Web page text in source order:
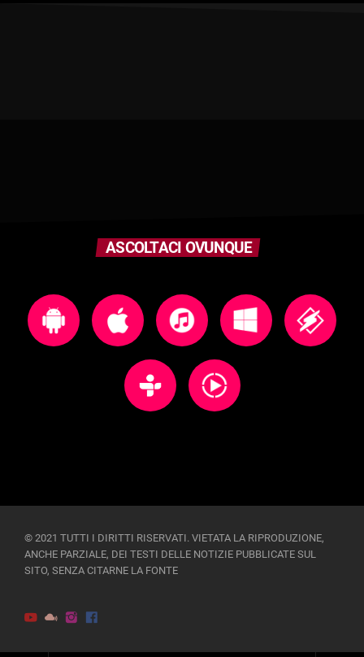
ASCOLTACI OVUNQUE
© 2021 TUTTI I DIRITTI RISERVATI. VIETATA LA RIPRODUZIONE,
ANCHE PARZIALE, DEI TESTI DELLE NOTIZIE PUBBLICATE SUL
SITO, SENZA CITARNE LA FONTE